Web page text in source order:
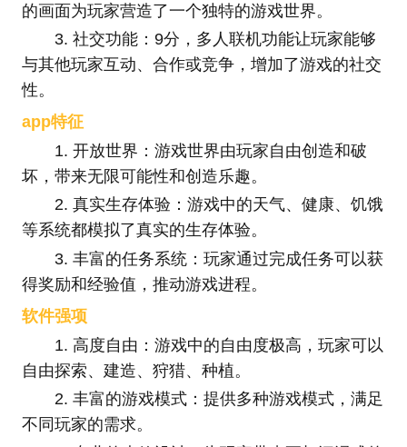
的画面为玩家营造了一个独特的游戏世界。
3. 社交功能：9分，多人联机功能让玩家能够
与其他玩家互动、合作或竞争，增加了游戏的社交
性。
app特征
1. 开放世界：游戏世界由玩家自由创造和破
坏，带来无限可能性和创造乐趣。
2. 真实生存体验：游戏中的天气、健康、饥饿
等系统都模拟了真实的生存体验。
3. 丰富的任务系统：玩家通过完成任务可以获
得奖励和经验值，推动游戏进程。
软件强项
1. 高度自由：游戏中的自由度极高，玩家可以
自由探索、建造、狩猎、种植。
2. 丰富的游戏模式：提供多种游戏模式，满足
不同玩家的需求。